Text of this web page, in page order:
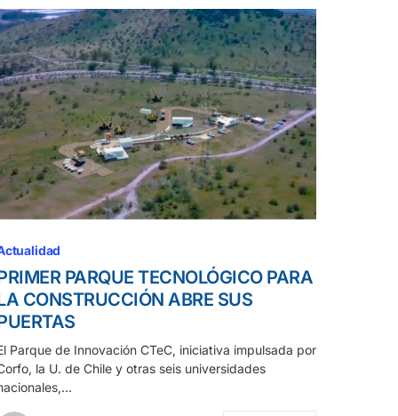
PARQUE TECNOLÓGICO PARA
CONSTRUCCIÓN ABRE SUS
Parque de Innovación CTeC, iniciativa impulsada por
la U. de Chile y otras seis universidades